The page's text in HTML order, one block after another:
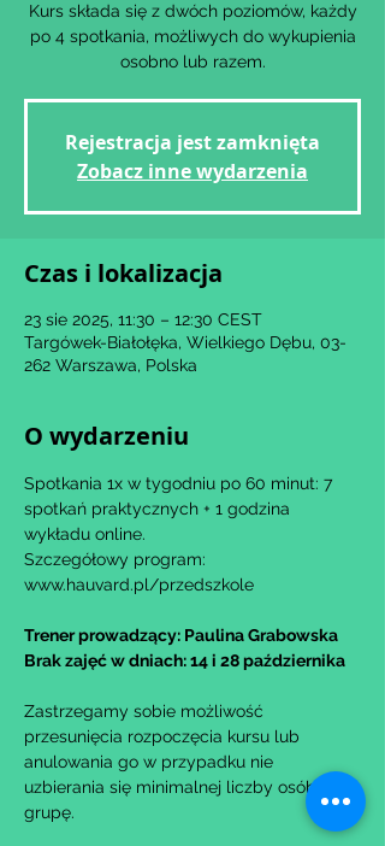
Kurs składa się z dwóch poziomów, każdy
po 4 spotkania, możliwych do wykupienia
osobno lub razem.
Rejestracja jest zamknięta
Zobacz inne wydarzenia
Czas i lokalizacja
23 sie 2025, 11:30 – 12:30 CEST
Targówek-Białołęka, Wielkiego Dębu, 03-
262 Warszawa, Polska
O wydarzeniu
Spotkania 1x w tygodniu po 60 minut: 7
spotkań praktycznych + 1 godzina
wykładu online.
Szczegółowy program:
www.hauvard.pl/przedszkole
Trener prowadzący: Paulina Grabowska
Brak zajęć w dniach: 14 i 28 października
Zastrzegamy sobie możliwość
przesunięcia rozpoczęcia kursu lub
anulowania go w przypadku nie
uzbierania się minimalnej liczby osób na
grupę.